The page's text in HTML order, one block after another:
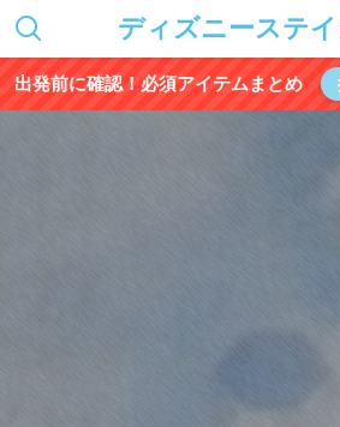
ディズニーステ
出発前に確認！必須アイテムまとめ